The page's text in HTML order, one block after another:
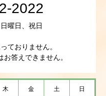
2022
曜日、祝日
ておりません。
お答えできません。
木 金 土 日